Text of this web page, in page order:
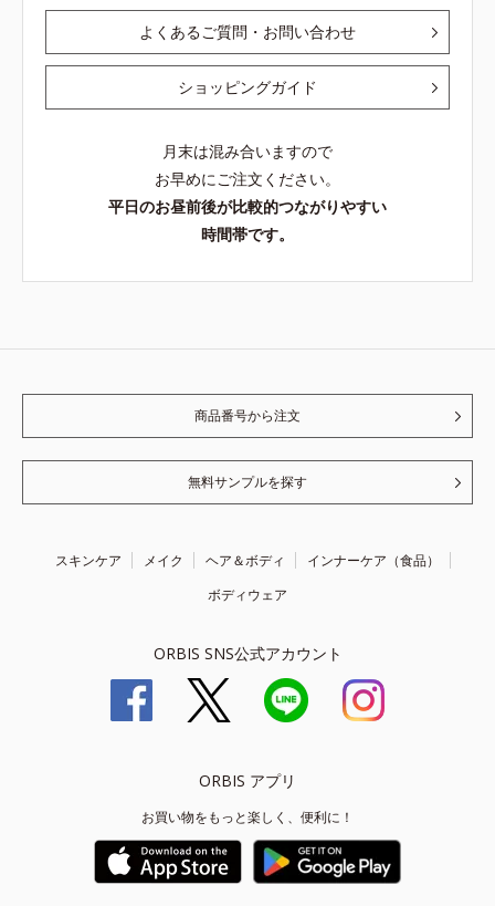
よくあるご質問・お問い合わせ
ショッピングガイド
月末は混み合いますので
お早めにご注文ください。
平日のお昼前後が比較的つながりやすい
時間帯です。
商品番号から注文
無料サンプルを探す
スキンケア メイク ヘア＆ボディ
インナーケア（食品）
ボディウェア
ORBIS SNS公式アカウント
ORBIS アプリ
お買い物をもっと楽しく、便利に！